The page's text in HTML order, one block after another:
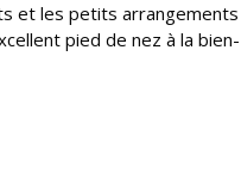
et les petits arrangements
pied de nez à la bien-